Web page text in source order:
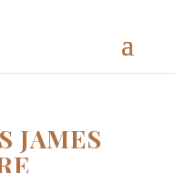
JAMES